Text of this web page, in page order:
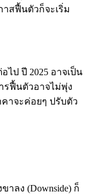
าสฟื้นตัวก็จะเริ่ม
ไป ปี 2025 อาจเป็น
รฟื้นตัวอาจไม่พุ่ง
าจะค่อยๆ ปรับตัว
าลง (Downside) ก็